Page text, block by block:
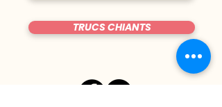
TRUCS CHIANTS